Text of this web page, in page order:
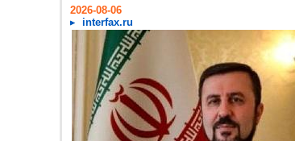
2026-08-06
interfax.ru